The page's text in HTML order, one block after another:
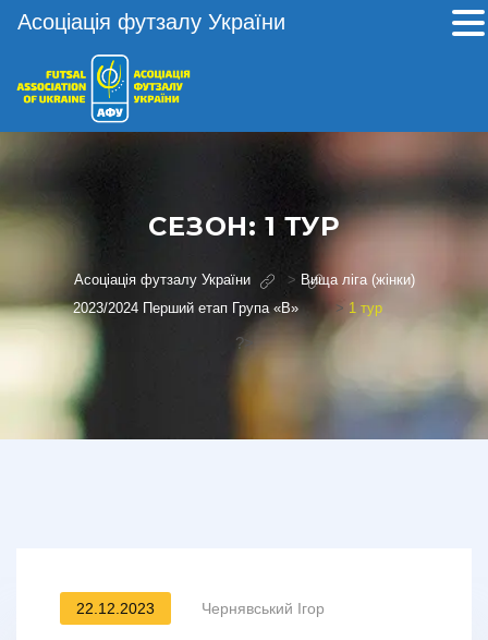
СЕЗОН: 1 ТУР
Асоціація футзалу України > Вища ліга (жінки)
2023/2024 Перший етап Група «В»
> 1 тур
?>
22.12.2023 Чернявський Ігор
Асоціація футзалу України